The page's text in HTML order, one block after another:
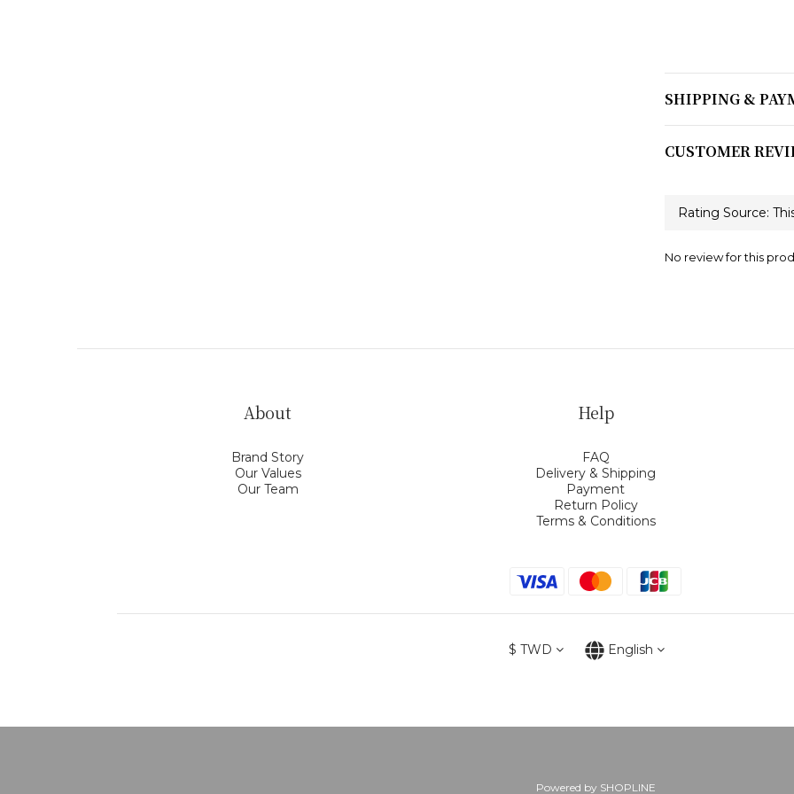
SHIPPING &
CUSTOMER
No review for this
About
Brand Story
Our Values
Our Team
Help
FAQ
Delivery & Shipping
Payment
Return Policy
Terms & Conditions
$ TWD English
Powered by SHOPLINE